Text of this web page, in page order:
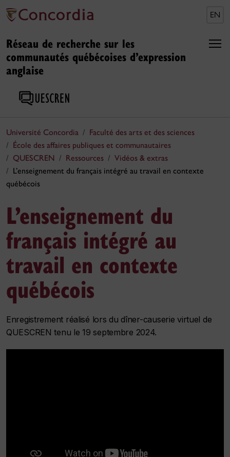
EN
Réseau de recherche sur les
communautés québécoises d’expression
anglaise
Université Concordia
Faculté des arts et des sciences
École des affaires publiques et communautaires
QUESCREN
Ressources
Vidéos & extras
L’enseignement du français intégré au travail en contexte
québécois
L’enseignement du
français intégré au
travail en contexte
québécois
Enregistrement réalisé lors du dîner-causerie virtuel de
QUESCREN tenu le 19 septembre 2024.